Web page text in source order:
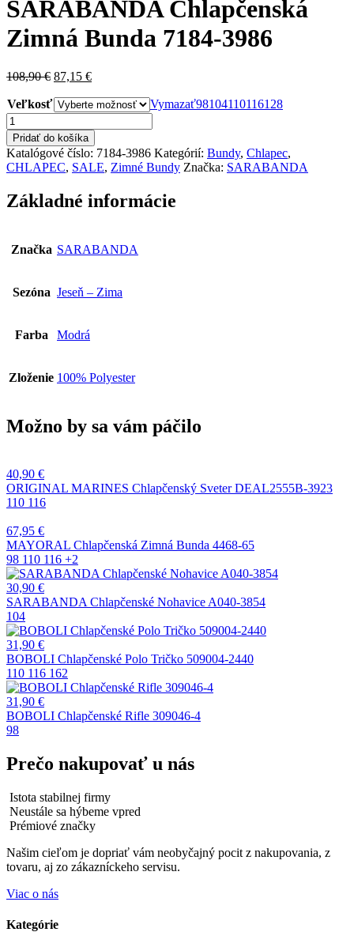
SARABANDA Chlapčenská
Zimná Bunda 7184-3986
108,90€ Pôvodná
bola:
108,90 €.
87,15 €Aktuálna
je:
87,15 €.
Veľkosť Vymazať98104110116128
množstvo
SARABANDA
Chlapčenská
Zimná
Bunda
3986
Pridať do košíka
Katalógové číslo: 7184-3986 Kategórií: Bundy, Chlapec,
CHLAPEC, SALE, Zimné Bundy Značka: SARABANDA
Základné informácie
Značka SARABANDA
Sezóna Jeseň – Zima
Farba Modrá
Zloženie 100% Polyester
Možno by sa vám páčilo
40,90 €
ORIGINAL MARINES Chlapčenský Sveter DEAL2555B-3923
110 116
67,95 €
MAYORAL Chlapčenská Zimná Bunda 4468-65
98 110 116 +2
30,90 €
SARABANDA Chlapčenské Nohavice A040-3854
104
31,90 €
BOBOLI Chlapčenské Polo Tričko 509004-2440
110 116 162
31,90 €
BOBOLI Chlapčenské Rifle 309046-4
98
Prečo nakupovať u nás
Istota stabilnej firmy
Neustále sa hýbeme vpred
Prémiové značky
Našim cieľom je dopriať vám neobyčajný pocit z nakupovania, z
tovaru, aj zo zákazníckeho servisu.
Viac o nás
Kategórie